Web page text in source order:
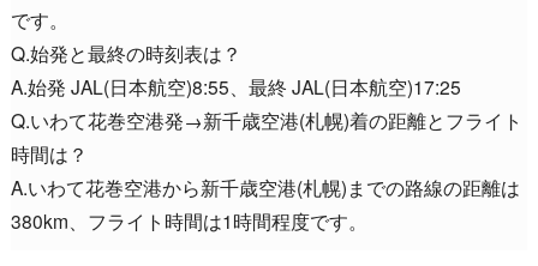
です。
Q.始発と最終の時刻表は？
A.始発 JAL(日本航空)8:55、最終 JAL(日本航空)17:25
Q.いわて花巻空港発→新千歳空港(札幌)着の距離とフライト
時間は？
A.いわて花巻空港から新千歳空港(札幌)までの路線の距離は
380km、フライト時間は1時間程度です。